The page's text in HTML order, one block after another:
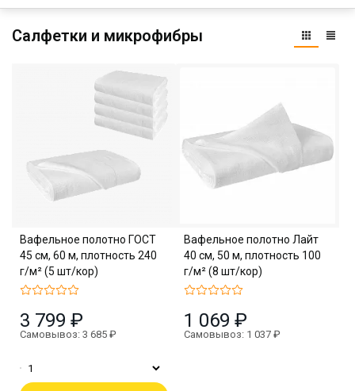
Салфетки и микрофибры
Вафельное полотно ГОСТ
45 см, 60 м, плотность 240
г/м² (5 шт/кор)
3 799 ₽
Самовывоз: 3 685 ₽
Вафельное полотно Лайт
40 см, 50 м, плотность 100
г/м² (8 шт/кор)
1 069 ₽
Самовывоз: 1 037 ₽